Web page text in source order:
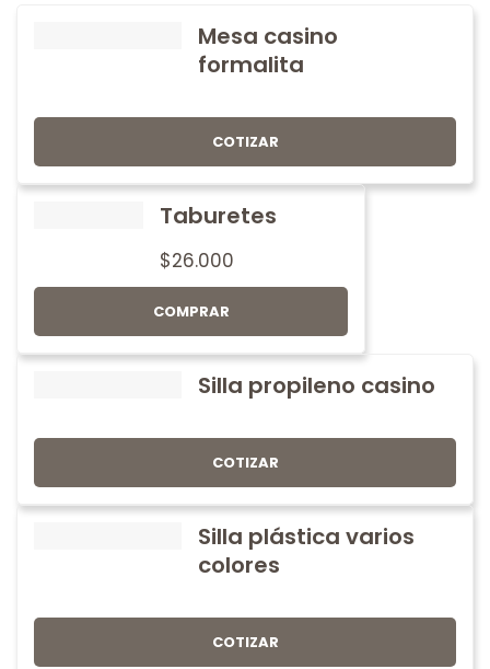
Mesa casino
formalita
COTIZAR
Taburetes
$26.000
COMPRAR
Silla propileno casino
COTIZAR
Silla plástica varios
colores
COTIZAR